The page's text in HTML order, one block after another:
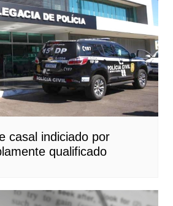
casal indiciado por
qualificado